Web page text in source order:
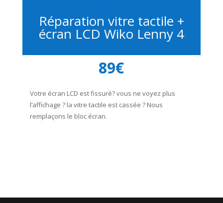
Réparation vitre tactile +
écran LCD Wiko Lenny 4
89€
Votre écran LCD est fissuré? vous ne voyez plus
l’affichage ? la vitre tactile est cassée ? Nous
remplaçons le bloc écran.